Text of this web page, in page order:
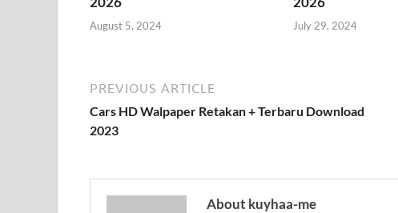
August 5, 2024 July 29, 2024
PREVIOUS ARTICLE
Cars HD Walpaper Retakan + Terbaru Download
2023
About kuyhaa-me